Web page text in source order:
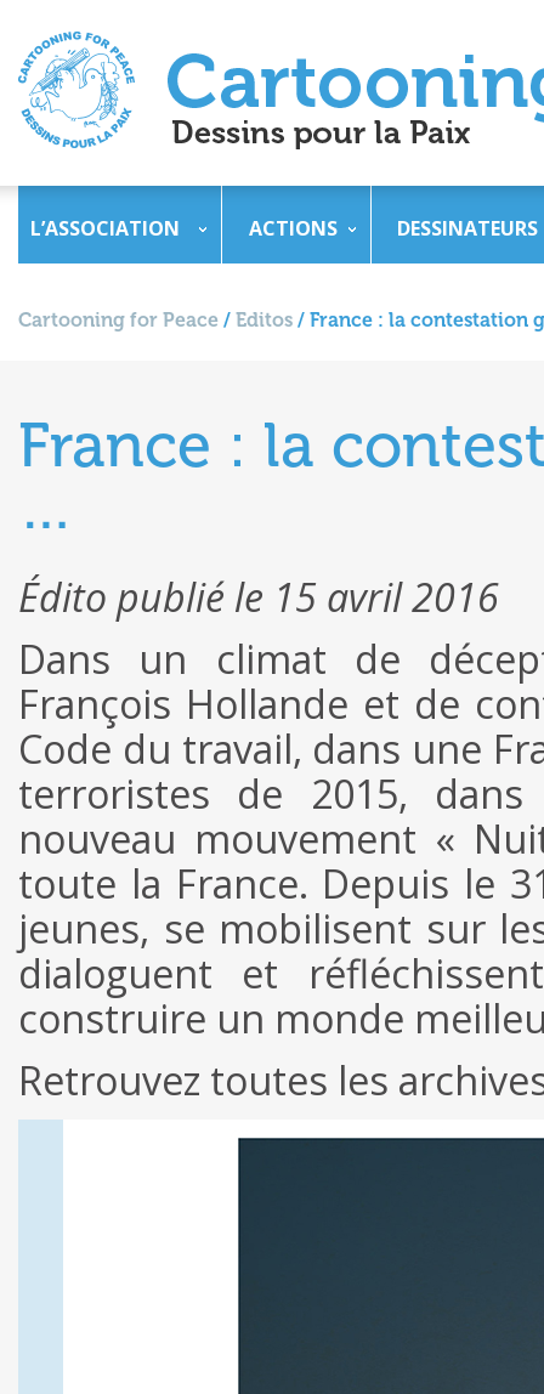
L’ASSOCIATION ACTIONS DESSINATEURS
Cartooning for Peace / Editos / France : la contestation
France : la
…
Édito publié le 15 avril 2016
Dans un climat de
François Hollande et de
Code du travail, dans une
terroristes de 2015,
nouveau mouvement «
toute la France. Depuis le
jeunes, se mobilisent sur
dialoguent et
construire un monde
Retrouvez toutes les